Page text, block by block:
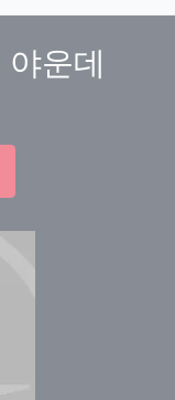
야운데